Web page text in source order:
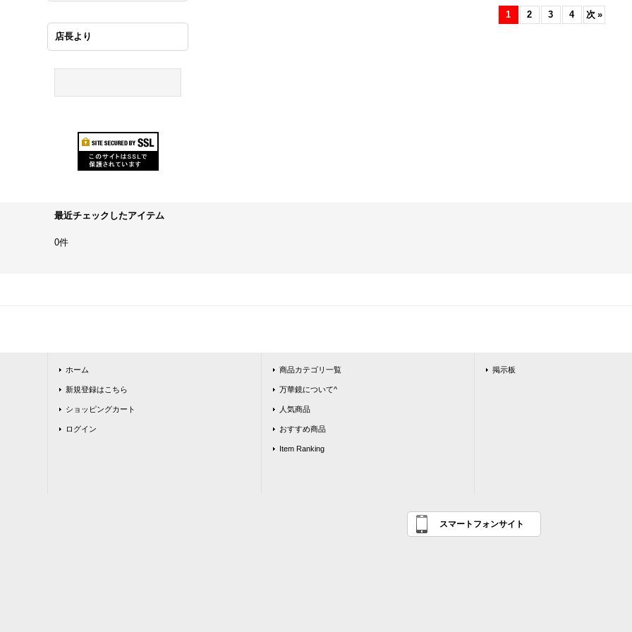
店長より
1 2 3 4 次 »
最近チェックしたアイテム
0件
ホーム
新規登録はこちら
ショッピングカート
ログイン
商品カテゴリ一覧
万華鏡について^
人気商品
おすすめ商品
Item Ranking
掲示板
スマートフォンサイト